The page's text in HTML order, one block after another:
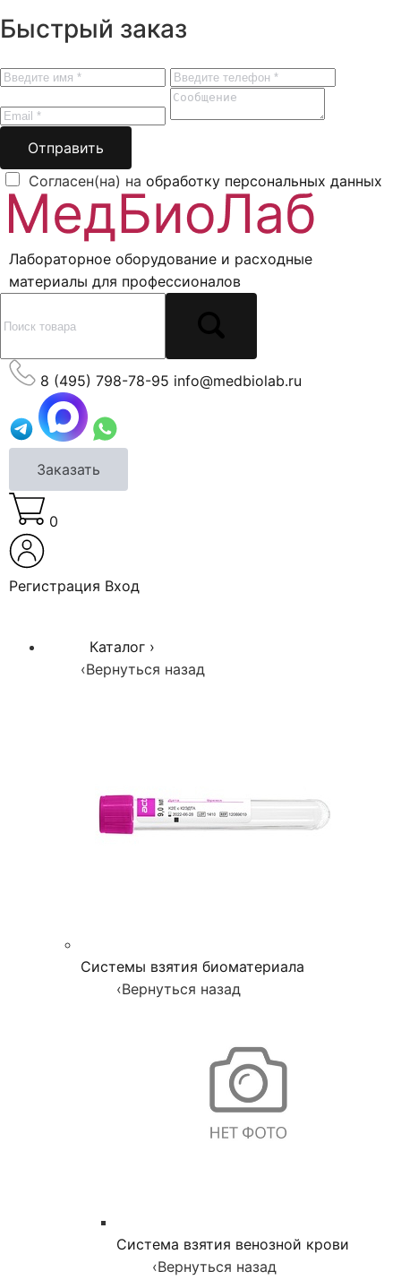
Быстрый заказ
Отправить
Согласен(на) на обработку персональных данных
Лабораторное оборудование и расходные
материалы для профессионалов
8 (495) 798-78-95 info@medbiolab.ru
Заказать
0
Регистрация Вход
Каталог ›
‹Вернуться назад
Системы взятия биоматериала
‹Вернуться назад
Система взятия венозной крови
‹Вернуться назад